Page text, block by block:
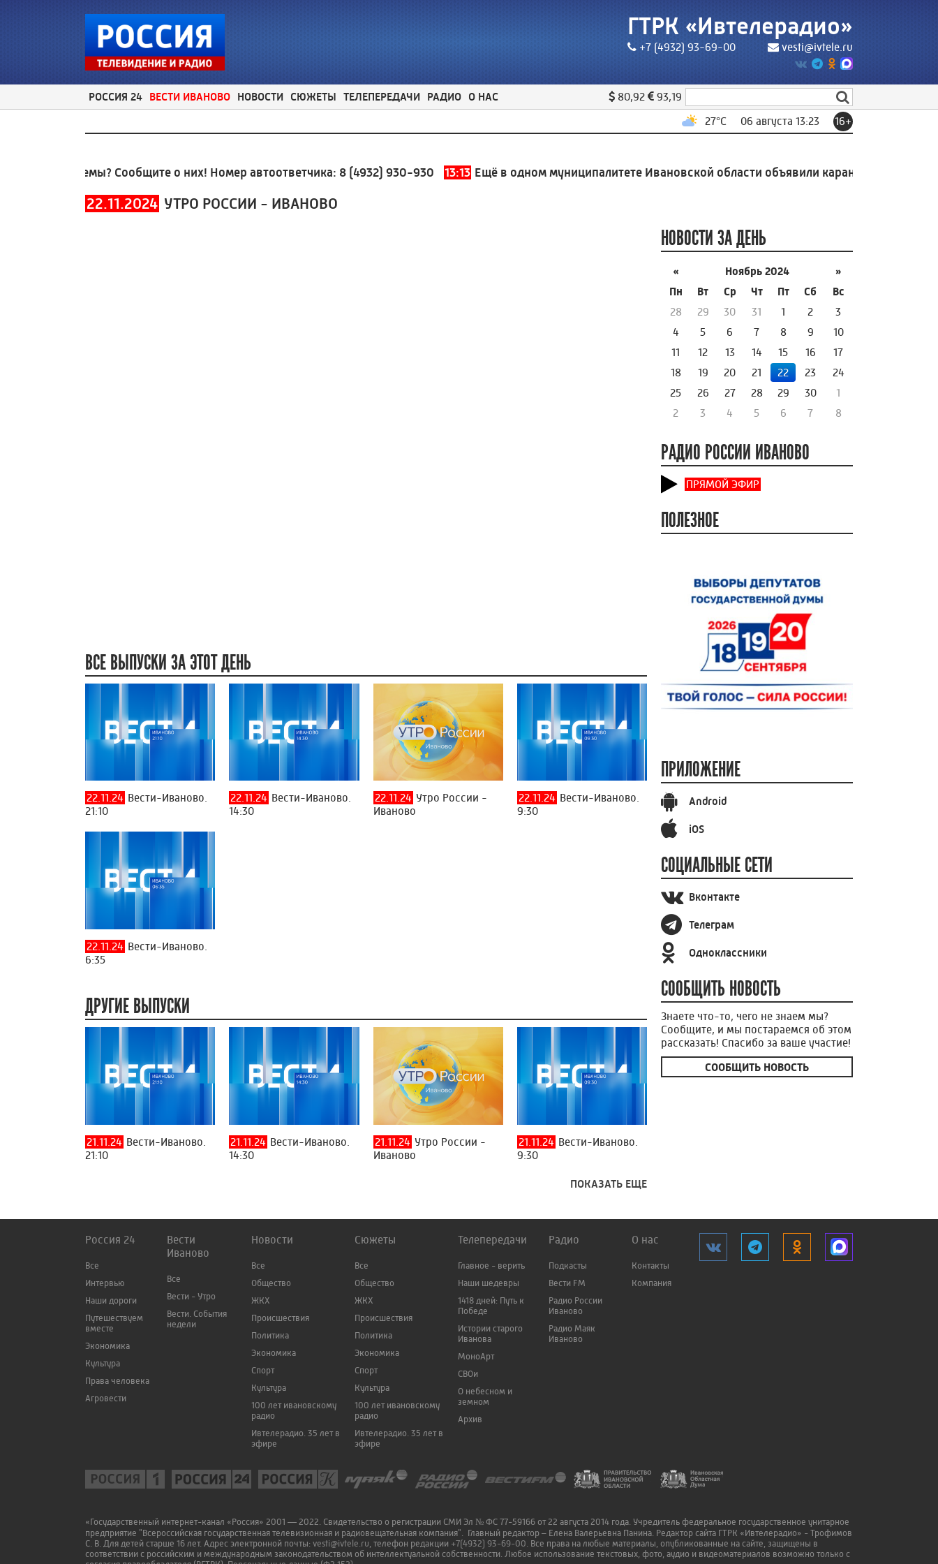
ГТРК «Ивтелерадио»
+7 (4932) 93-69-00 vesti@ivtele.ru
РОССИЯ 24 ВЕСТИ ИВАНОВО НОВОСТИ СЮЖЕТЫ ТЕЛЕПЕРЕДАЧИ РАДИО О НАС 80,92
93,19
27°C 06 августа 13:23 16+
проблемы? Сообщите о них! Номер автоответчика:8 (4932) 930-930 13:13 Ещё в одном муниципалитете Ивановской области объявили карантин по
22.11.2024 УТРО РОССИИ - ИВАНОВО
ВСЕ ВЫПУСКИ ЗА ЭТОТ ДЕНЬ
22.11.24 Вести-Иваново.
21:10
22.11.24 Вести-Иваново.
14:30
22.11.24 Утро России -
Иваново
22.11.24 Вести-Иваново.
9:30
22.11.24 Вести-Иваново.
6:35
ДРУГИЕ ВЫПУСКИ
21.11.24 Вести-Иваново.
21:10
21.11.24 Вести-Иваново.
14:30
21.11.24 Утро России -
Иваново
21.11.24 Вести-Иваново.
9:30
ПОКАЗАТЬ ЕЩЕ
НОВОСТИ ЗА ДЕНЬ
« Ноябрь 2024
»
Пн
Вт Ср Чт Пт Сб
Вс
28
29 30 31 1 2
3
4
5 6 7 8 9
10
11
12 13 14 15 16
17
18
19 20 21 22 23
24
25
26 27 28 29 30
1
2
3 4 5 6 7 8
РАДИО РОССИИ ИВАНОВО
ПРЯМОЙ ЭФИР
ПОЛЕЗНОЕ
ПРИЛОЖЕНИЕ
Android
iOS
СОЦИАЛЬНЫЕ СЕТИ
Вконтакте
Телеграм
Одноклассники
СООБЩИТЬ НОВОСТЬ
Знаете что-то, чего не знаем мы?
Сообщите, и мы постараемся об этом
рассказать! Спасибо за ваше участие!
СООБЩИТЬ НОВОСТЬ
Россия 24
Все
Интервью
Наши дороги
Путешествуем
вместе
Экономика
Культура
Права человека
Агровести
Вести
Иваново
Все
Вести - Утро
Вести. События
недели
Новости
Все
Общество
ЖКХ
Происшествия
Политика
Экономика
Спорт
Культура
100 лет ивановскому
радио
Ивтелерадио. 35 лет в
эфире
Сюжеты
Все
Общество
ЖКХ
Происшествия
Политика
Экономика
Спорт
Культура
100 лет ивановскому
радио
Ивтелерадио. 35 лет в
эфире
Телепередачи
Главное - верить
Наши шедевры
1418 дней: Путь к
Победе
Истории старого
Иванова
МоноАрт
СВОи
О небесном и
земном
Архив
Радио
Подкасты
Вести FM
Радио России
Иваново
Радио Маяк
Иваново
О нас
Контакты
Компания
«Государственный интернет-канал «Россия» 2001 — 2022. Свидетельство о регистрации СМИ Эл № ФС 77-59166 от 22 августа 2014 года. Учредитель федеральное государственное унитарное
предприятие "Всероссийская государственная телевизионная и радиовещательная компания". Главный редактор – Елена Валерьевна Панина. Редактор сайта ГТРК «Ивтелерадио» - Трофимов
С. В. Для детей старше 16 лет. Адрес электронной почты: vesti@ivtele.ru , телефон редакции +7(4932) 93-69-00 . Все права на любые материалы, опубликованные на сайте, защищены в
соответствии с российским и международным законодательством об интеллектуальной собственности. Любое использование текстовых, фото, аудио и видеоматериалов возможно только с